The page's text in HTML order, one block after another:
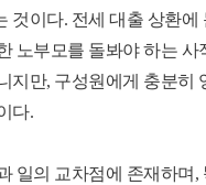
것이다. 전세 대출 상환에
노부모를 돌봐야 하는 사
지만, 구성원에게 충분히
다.
일의 교차점에 존재하며,